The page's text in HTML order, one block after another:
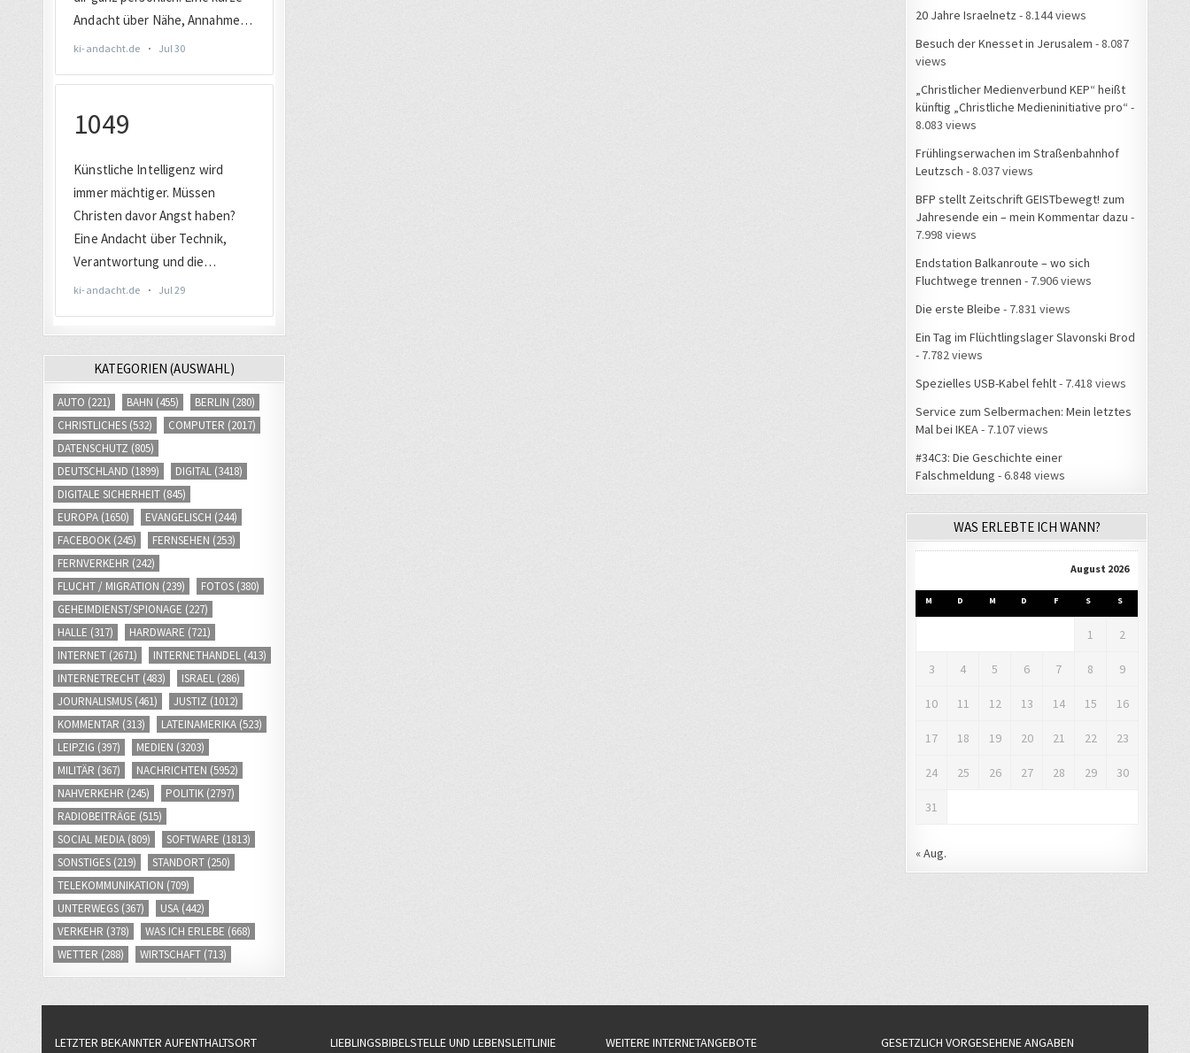
KATEGORIEN (AUSWAHL)
AUTO (221) BAHN (455) BERLIN (280)
CHRISTLICHES (532) COMPUTER (2017)
DATENSCHUTZ (805)
DEUTSCHLAND (1899) DIGITAL (3418)
DIGITALE SICHERHEIT (845)
EUROPA (1650) EVANGELISCH (244)
FACEBOOK (245) FERNSEHEN (253)
FERNVERKEHR (242)
FLUCHT / MIGRATION (239) FOTOS (380)
GEHEIMDIENST/SPIONAGE (227)
HALLE (317) HARDWARE (721)
INTERNET (2671) INTERNETHANDEL (413)
INTERNETRECHT (483) ISRAEL (286)
JOURNALISMUS (461) JUSTIZ (1012)
KOMMENTAR (313) LATEINAMERIKA (523)
LEIPZIG (397) MEDIEN (3203)
MILITÄR (367) NACHRICHTEN (5952)
NAHVERKEHR (245) POLITIK (2797)
RADIOBEITRÄGE (515)
SOCIAL MEDIA (809) SOFTWARE (1813)
SONSTIGES (219) STANDORT (250)
TELEKOMMUNIKATION (709)
UNTERWEGS (367) USA (442)
VERKEHR (378) WAS ICH ERLEBE (668)
WETTER (288) WIRTSCHAFT (713)
20 Jahre Israelnetz - 8.144 views
Besuch der Knesset in Jerusalem - 8.087
views
„Christlicher Medienverbund KEP“ heißt
künftig „Christliche Medieninitiative pro“ -
8.083 views
Frühlingserwachen im Straßenbahnhof
Leutzsch - 8.037 views
BFP stellt Zeitschrift GEISTbewegt! zum
Jahresende ein – mein Kommentar dazu -
7.998 views
Endstation Balkanroute – wo sich
Fluchtwege trennen - 7.906 views
Die erste Bleibe - 7.831 views
Ein Tag im Flüchtlingslager Slavonski Brod
- 7.782 views
Spezielles USB-Kabel fehlt- 7.418 views
Service zum Selbermachen: Mein letztes
Mal bei IKEA - 7.107 views
#34C3: Die Geschichte einer
Falschmeldung - 6.848 views
WAS ERLEBTE ICH WANN?
August 2026
M D M D F S S
1 2
3 4 5 6 7 8 9
10 11 12 13 14 15 16
17 18 19 20 21 22 23
24 25 26 27 28 29 30
31
« Aug.
LETZTER BEKANNTER AUFENTHALTSORT LIEBLINGSBIBELSTELLE UND LEBENSLEITLINIE WEITERE INTERNETANGEBOTE GESETZLICH VORGESEHENE ANGABEN